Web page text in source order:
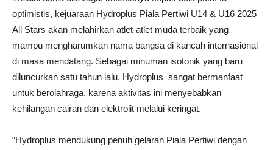
optimistis, kejuaraan Hydroplus Piala Pertiwi U14 & U16 2025
All Stars akan melahirkan atlet-atlet muda terbaik yang
mampu mengharumkan nama bangsa di kancah internasional
di masa mendatang. Sebagai minuman isotonik yang baru
diluncurkan satu tahun lalu, Hydroplus sangat bermanfaat
untuk berolahraga, karena aktivitas ini menyebabkan
kehilangan cairan dan elektrolit melalui keringat.
“Hydroplus mendukung penuh gelaran Piala Pertiwi dengan